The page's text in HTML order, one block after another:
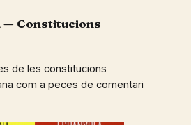
— Constitucions
de les constitucions
com a peces de comentari